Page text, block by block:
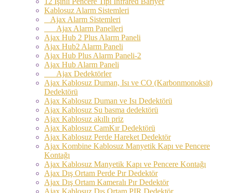
Kablosuz Alarm Sistemleri
Ajax Alarm Sistemleri
Ajax Alarm Panelleri
Ajax Hub 2 Plus Alarm Paneli
Ajax Hub2 Alarm Paneli
Ajax Hub Plus Alarm Paneli-2
Ajax Hub Alarm Paneli
Ajax Dedektörler
Ajax Kablosuz Duman, Isı ve CO (Karbonmonoksit)
Dedektörü
Ajax Kablosuz Duman ve Isı Dedektörü
Ajax Kablosuz Su basma dedektörü
Ajax Kablosuz akıllı priz
Ajax Kablosuz CamKır Dedektörü
Ajax Kablosuz Perde Hareket Dedektör
Ajax Kombine Kablosuz Manyetik Kapı ve Pencere
Kontağı
Ajax Kablosuz Manyetik Kapı ve Pencere Kontağı
Ajax Dış Ortam Perde Pır Dedektör
Ajax Dış Ortam Kameralı Pır Dedektör
Ajax Kablosuz Dış Ortam PIR Dedektör